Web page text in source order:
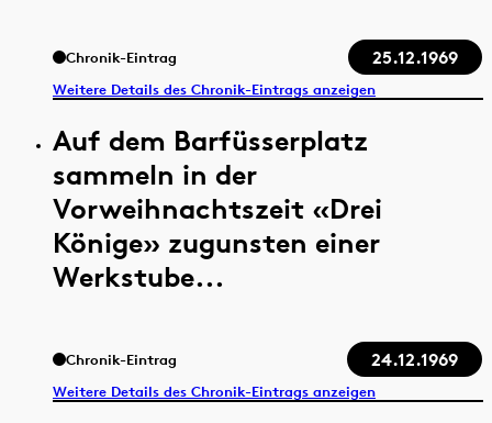
Chronik-Eintrag 25.12.1969
Weitere Details des Chronik-Eintrags anzeigen
Auf dem Barfüsserplatz
sammeln in der
Vorweihnachtszeit «Drei
Könige» zugunsten einer
Werkstube...
Chronik-Eintrag 24.12.1969
Weitere Details des Chronik-Eintrags anzeigen